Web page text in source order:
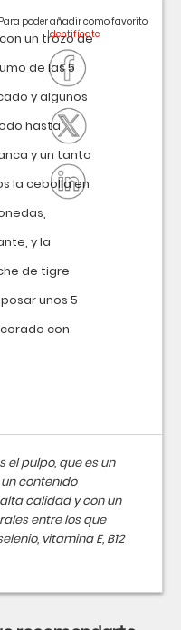
un trozo de
de las 5
y algunos
hasta
y un tanto
la cebolla en
y la
de tigre
unos 5
con
el pulpo, que es un
contenido
calidad y con un
entre los que
vitamina E, B12
Para poder añadir como favorito